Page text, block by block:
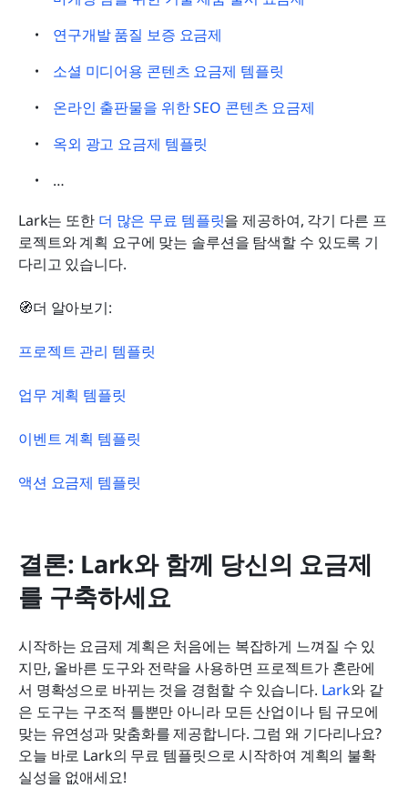
연구개발 품질 보증 요금제
소셜 미디어용 콘텐츠 요금제 템플릿
온라인 출판물을 위한 SEO 콘텐츠 요금제
옥외 광고 요금제 템플릿
…
Lark는 또한 더 많은 무료 템플릿을 제공하여, 각기 다른 프
로젝트와 계획 요구에 맞는 솔루션을 탐색할 수 있도록 기
다리고 있습니다.
🧭더 알아보기:
프로젝트 관리 템플릿
업무 계획 템플릿
이벤트 계획 템플릿
액션 요금제 템플릿
결론: Lark와 함께 당신의 요금제
를 구축하세요
시작하는 요금제 계획은 처음에는 복잡하게 느껴질 수 있
지만, 올바른 도구와 전략을 사용하면 프로젝트가 혼란에
서 명확성으로 바뀌는 것을 경험할 수 있습니다. Lark와 같
은 도구는 구조적 틀뿐만 아니라 모든 산업이나 팀 규모에
맞는 유연성과 맞춤화를 제공합니다. 그럼 왜 기다리나요?
오늘 바로 Lark의 무료 템플릿으로 시작하여 계획의 불확
실성을 없애세요!